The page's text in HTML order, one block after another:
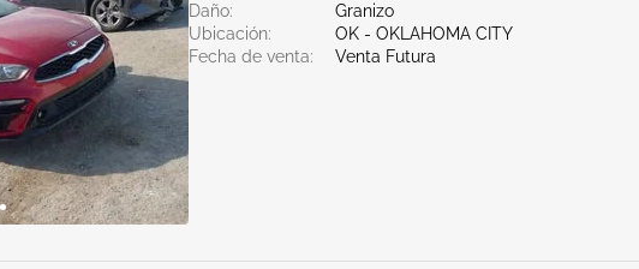
Daño:
Granizo
Ubicación:
OK - OKLAHOMA CITY
Fecha de venta:
Venta Futura